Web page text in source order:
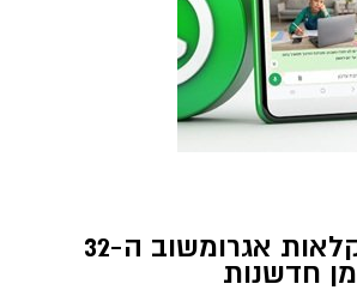
תערוכת החקלאות אגרומשוב ה-32
חדשנות